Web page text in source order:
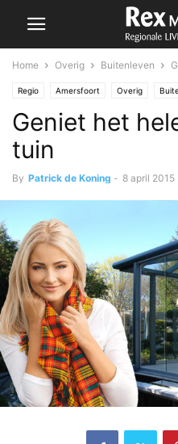
Home Overig Buitenleven
Regio Amersfoort Overig
Geniet het
tuin
By Patrick de Koning - 8 april 2015